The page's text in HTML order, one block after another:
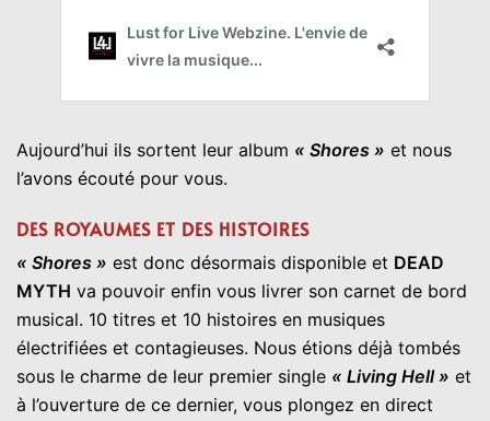
Aujourd’hui ils sortent leur album « Shores » et nous
l’avons écouté pour vous.
DES ROYAUMES ET DES HISTOIRES
« Shores » est donc désormais disponible et DEAD
MYTH va pouvoir enfin vous livrer son carnet de bord
musical. 10 titres et 10 histoires en musiques
électrifiées et contagieuses. Nous étions déjà tombés
sous le charme de leur premier single « Living Hell » et
à l’ouverture de ce dernier, vous plongez en direct